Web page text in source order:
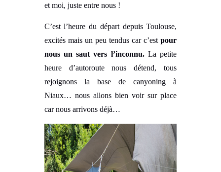
et moi, juste entre nous !
C’est l’heure du départ depuis Toulouse,
excités mais un peu tendus car c’est pour
nous un saut vers l’inconnu.La petite
heure d’autoroute nous détend, tous
rejoignons la base de canyoning à
Niaux… nous allons bien voir sur place
car nous arrivons déjà…